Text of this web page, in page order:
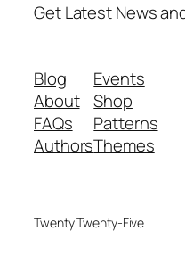
Get Latest News
Blog
About
FAQs
Authors
Events
Shop
Patterns
Themes
Twenty Twenty-Five